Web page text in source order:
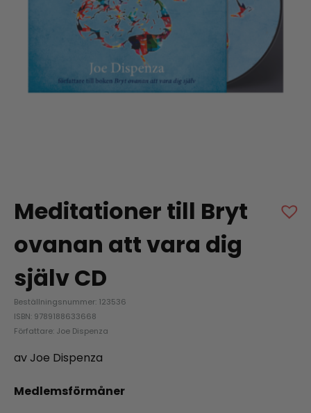
Meditationer till Bryt
ovanan att vara dig
själv CD
Beställningsnummer: 123536
ISBN: 9789188633668
Författare: Joe Dispenza
av Joe Dispenza
Medlemsförmåner